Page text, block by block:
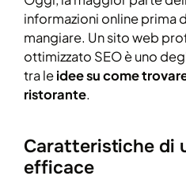
informazioni online prima
mangiare. Un sito web
ottimizzato SEO è uno
tra leidee su come
ristorante.
Caratteristiche di
efficace